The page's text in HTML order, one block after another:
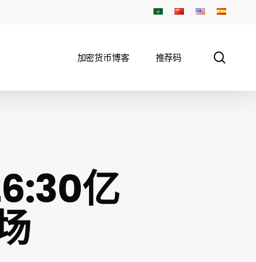
加密货币博客 推荐码
亿